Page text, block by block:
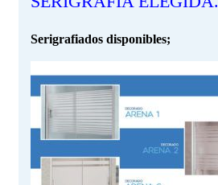
Serigrafiados disponibles;